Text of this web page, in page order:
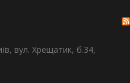
вул. Хрещатик, б.34,